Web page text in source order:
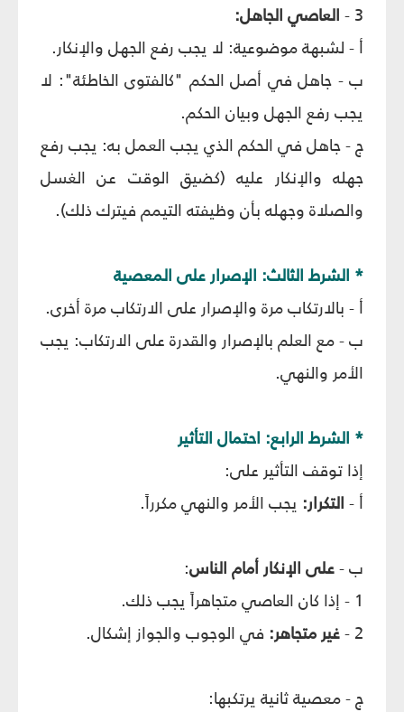
3 -
العاصي الجاهل:
أ - لشبهة موضوعية: لا يجب رفع الجهل والإنكار.
ب - جاهل في أصل الحكم "كالفتوى الخاطئة": لا
يجب رفع الجهل وبيان الحكم.
ج - جاهل في الحكم الذي يجب العمل به: يجب رفع
جهله والإنكار عليه (كضيق الوقت عن الغسل
والصلاة وجهله بأن وظيفته التيمم فيترك ذلك).
* الشرط الثالث: الإصرار على المعصية
أ - بالارتكاب مرة والإصرار على الارتكاب مرة أخرى.
ب - مع العلم بالإصرار والقدرة على الارتكاب: يجب
الأمر والنهي.
* الشرط الرابع: احتمال التأثير
إذا توقف التأثير على:
أ - التكرار: يجب الأمر والنهي مكرراً.
ب -على الإنكار أمام الناس:
1 - إذا كان العاصي متجاهراً يجب ذلك.
2 -
غير متجاهر: في الوجوب والجواز إشكال.
ج - معصية ثانية يرتكبها: